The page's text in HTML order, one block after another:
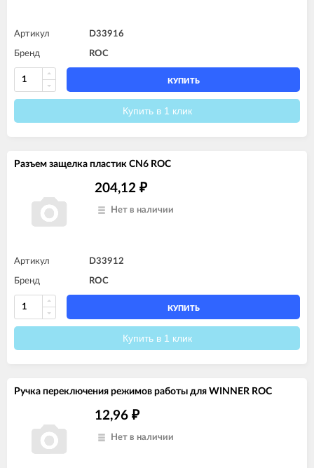
Артикул D33916
Бренд ROC
КУПИТЬ
Купить в 1 клик
Разъем защелка пластик CN6 ROC
204,12 ₽
Нет в наличии
Артикул D33912
Бренд ROC
КУПИТЬ
Купить в 1 клик
Ручка переключения режимов работы для WINNER ROC
12,96 ₽
Нет в наличии